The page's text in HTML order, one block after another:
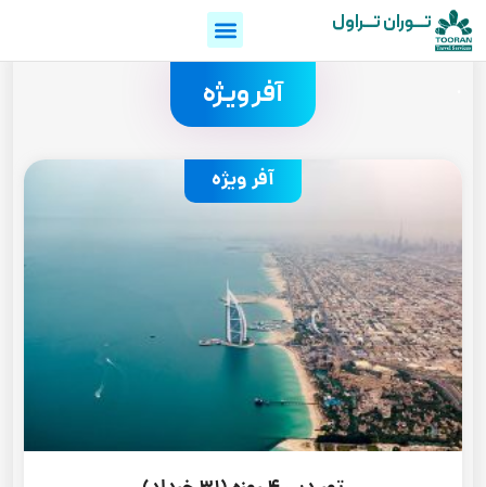
تـــوران تـــراول
آفر ویژه
آفر ویژه